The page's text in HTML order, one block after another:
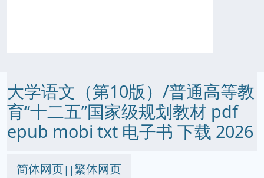
大学语文（第10版）/普通高等教
育“十二五”国家级规划教材 pdf
epub mobi txt 电子书 下载 2026
简体网页||繁体网页